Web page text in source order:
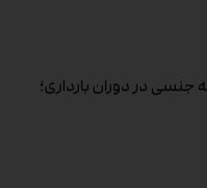
جنسی در دوران بارداری؛
پزشک